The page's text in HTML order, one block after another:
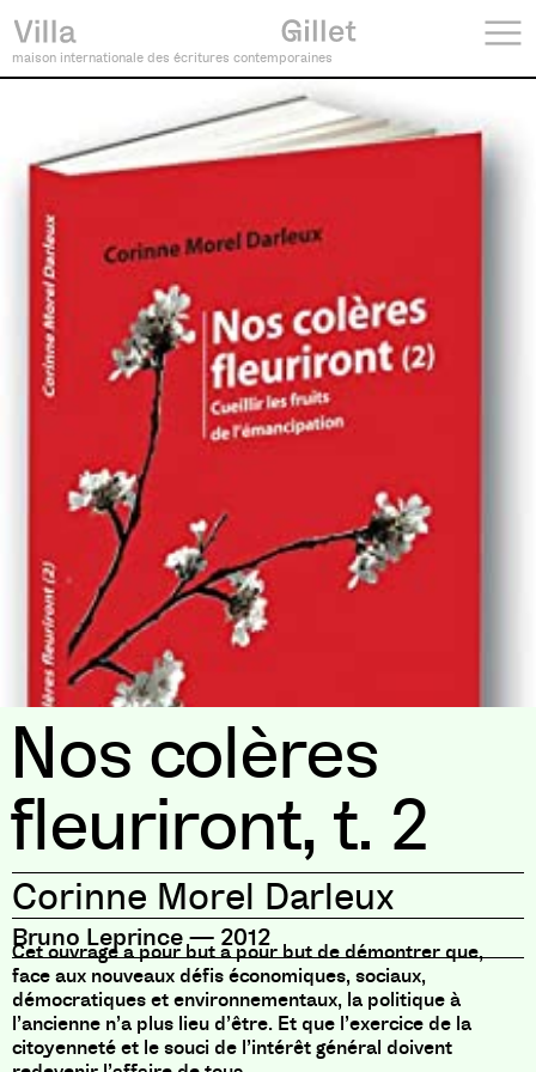
maison internationale des écritures contemporaines
Nos colères
fleuriront, t. 2
Corinne Morel Darleux
Bruno Leprince— 2012
Cet ouvrage a pour but a pour but de démontrer que,
face aux nouveaux défis économiques, sociaux,
démocratiques et environnementaux, la politique à
l’ancienne n’a plus lieu d’être. Et que l’exercice de la
citoyenneté et le souci de l’intérêt général doivent